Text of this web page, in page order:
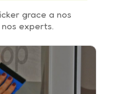
grace a nos
experts.